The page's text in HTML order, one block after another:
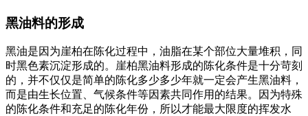
黑油料的形成
黑油是因为崖柏在陈化过程中，油脂在某个部位大量堆积，同
时黑色素沉淀形成的。崖柏黑油料形成的陈化条件是十分苛刻
的，并不仅仅是简单的陈化多少多少年就一定会产生黑油料，
而是由生长位置、气候条件等因素共同作用的结果。因为特殊
的陈化条件和充足的陈化年份，所以才能最大限度的挥发水